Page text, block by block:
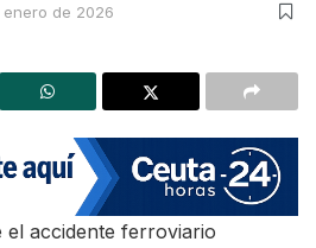
enero de 2026
el accidente ferroviario